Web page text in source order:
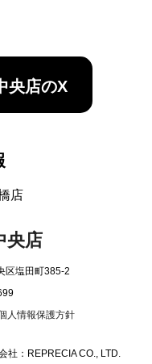
央店のX
店
央店
区塩田町385-2
人情報保護方針
：REPRECIA CO., LTD.